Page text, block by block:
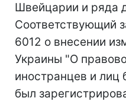
Швейцарии и ряда
Соответствующий
6012 о внесении
Украины "О
иностранцев и лиц
был